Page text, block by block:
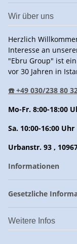
Wir über uns
Herzlich
Interesse an
"Ebru Group" ist
vor 30 Jahren in
☎️ +49 030/238 80
Mo-Fr. 8:00-18:00
Sa. 10:00-16:00 Uhr
Urbanstr. 93 ,
Informationen
Gesetzliche
Weitere Infos